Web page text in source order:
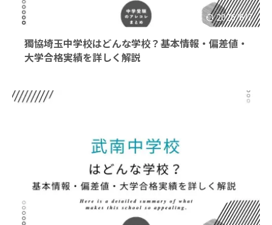
2026/6/7
獨協埼玉中学校はどんな学校？基本情報・偏差値・
大学合格実績を詳しく解説